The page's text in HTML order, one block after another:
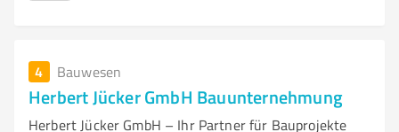
4 Bauwesen
Herbert Jücker GmbH Bauunternehmung
Herbert Jücker GmbH – Ihr Partner für Bauprojekte